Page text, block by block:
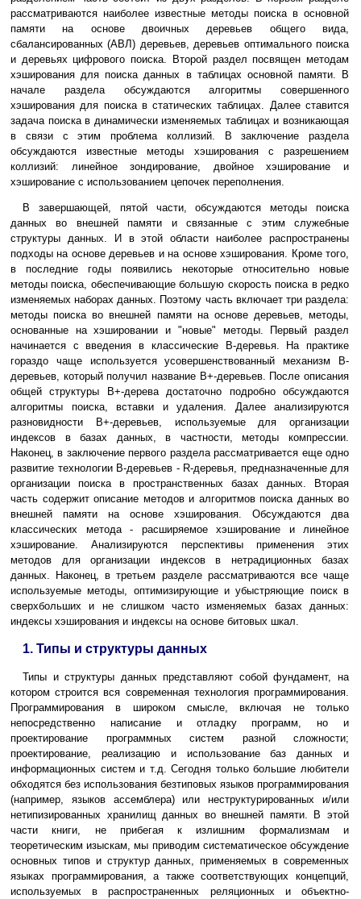
рассматриваются наиболее известные методы поиска в основной
памяти на основе двоичных деревьев общего вида,
сбалансированных (АВЛ) деревьев, деревьев оптимального поиска
и деревьях цифрового поиска. Второй раздел посвящен методам
хэширования для поиска данных в таблицах основной памяти. В
начале раздела обсуждаются алгоритмы совершенного
хэширования для поиска в статических таблицах. Далее ставится
задача поиска в динамически изменяемых таблицах и возникающая
в связи с этим проблема коллизий. В заключение раздела
обсуждаются известные методы хэширования с разрешением
коллизий: линейное зондирование, двойное хэширование и
хэширование с использованием цепочек переполнения.
В завершающей, пятой части, обсуждаются методы поиска
данных во внешней памяти и связанные с этим служебные
структуры данных. И в этой области наиболее распространены
подходы на основе деревьев и на основе хэширования. Кроме того,
в последние годы появились некоторые относительно новые
методы поиска, обеспечивающие большую скорость поиска в редко
изменяемых наборах данных. Поэтому часть включает три раздела:
методы поиска во внешней памяти на основе деревьев, методы,
основанные на хэшировании и "новые" методы. Первый раздел
начинается с введения в классические B-деревья. На практике
гораздо чаще используется усовершенствованный механизм B-
деревьев, который получил название B+-деревьев. После описания
общей структуры B+-дерева достаточно подробно обсуждаются
алгоритмы поиска, вставки и удаления. Далее анализируются
разновидности B+-деревьев, используемые для организации
индексов в базах данных, в частности, методы компрессии.
Наконец, в заключение первого раздела рассматривается еще одно
развитие технологии B-деревьев - R-деревья, предназначенные для
организации поиска в пространственных базах данных. Вторая
часть содержит описание методов и алгоритмов поиска данных во
внешней памяти на основе хэширования. Обсуждаются два
классических метода - расширяемое хэширование и линейное
хэширование. Анализируются перспективы применения этих
методов для организации индексов в нетрадиционных базах
данных. Наконец, в третьем разделе рассматриваются все чаще
используемые методы, оптимизирующие и убыстряющие поиск в
сверхбольших и не слишком часто изменяемых базах данных:
индексы хэширования и индексы на основе битовых шкал.
1. Типы и структуры данных
Типы и структуры данных представляют собой фундамент, на
котором строится вся современная технология программирования.
Программирования в широком смысле, включая не только
непосредственно написание и отладку программ, но и
проектирование программных систем разной сложности;
проектирование, реализацию и использование баз данных и
информационных систем и т.д. Сегодня только большие любители
обходятся без использования безтиповых языков программирования
(например, языков ассемблера) или неструктурированных и/или
нетипизированных хранилищ данных во внешней памяти. В этой
части книги, не прибегая к излишним формализмам и
теоретическим изыскам, мы приводим систематическое обсуждение
основных типов и структур данных, применяемых в современных
языках программирования, а также соответствующих концепций,
используемых в распространенных реляционных и объектно-